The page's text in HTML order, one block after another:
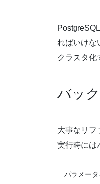
ればいけな
クラスタ化
バッ
大事なリフ
実行時には
パラメータ